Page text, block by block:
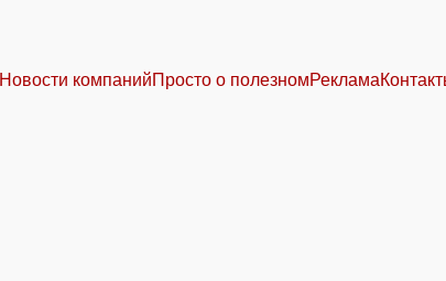
Новости компанийПросто о полезномРеклама